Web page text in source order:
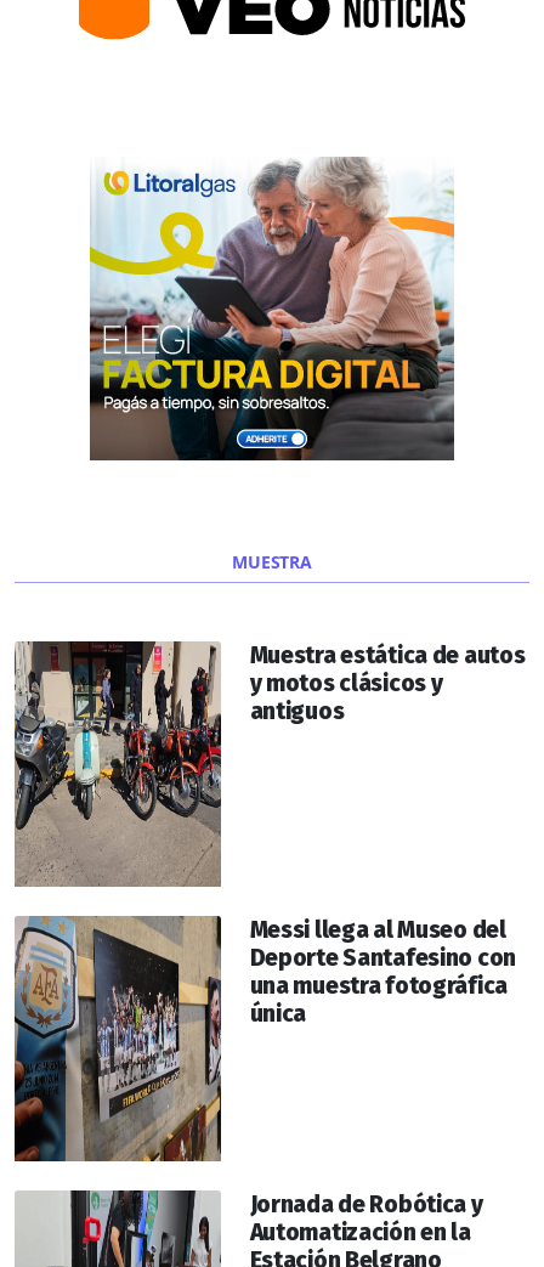
MUESTRA
Muestra estática de autos
y motos clásicos y
antiguos
Messi llega al Museo del
Deporte Santafesino con
una muestra fotográfica
única
Jornada de Robótica y
Automatización en la
Estación Belgrano